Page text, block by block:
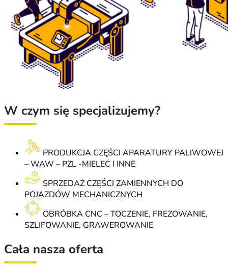
W czym się specjalizujemy?
PRODUKCJA CZĘŚCI APARATURY PALIWOWEJ
– WAW – PZL -MIELEC I INNE
SPRZEDAŻ CZĘŚCI ZAMIENNYCH DO
POJAZDÓW MECHANICZNYCH
OBRÓBKA CNC – TOCZENIE, FREZOWANIE,
SZLIFOWANIE, GRAWEROWANIE
Cała nasza oferta